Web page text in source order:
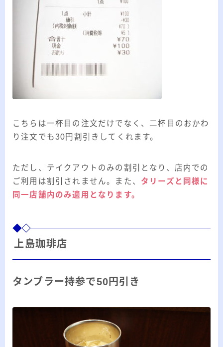
こちらは一杯目の注文だけでなく、二杯目のおかわ
り注文でも30円割引きしてくれます。
ただし、テイクアウトのみの割引となり、店内での
ご利用は割引されません。また、 タリーズと同様に
同一店舗内のみ適用となります。
上島珈琲店
タンブラー持参で50円引き